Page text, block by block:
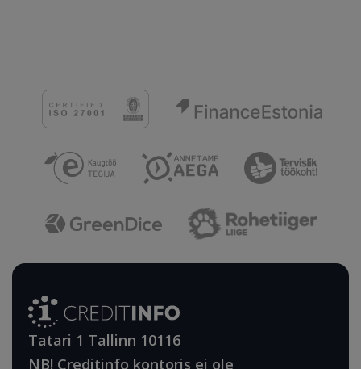
Tatari 1 Tallinn 10116
NB! Creditinfo kontoris ei ole